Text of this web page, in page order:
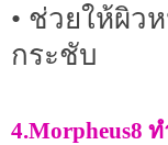
• ช่วยให้ผิว
กระชับ
4.Morpheus8